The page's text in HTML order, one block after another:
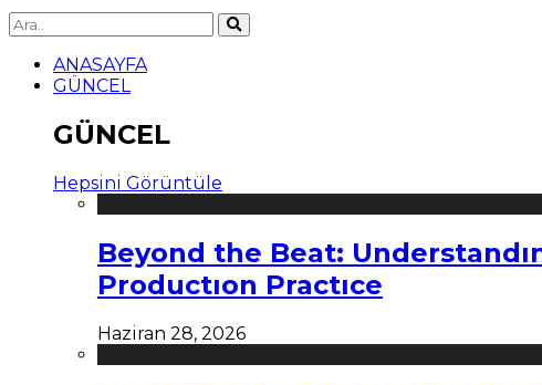
ANASAYFA
GÜNCEL
GÜNCEL
Hepsini Görüntüle
Beyond the Beat:
Productıon Practıce
Haziran 28, 2026